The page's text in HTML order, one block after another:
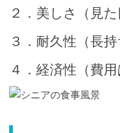
2
5
日
２．美しさ（見
３．耐久性（長持
４．経済性（費